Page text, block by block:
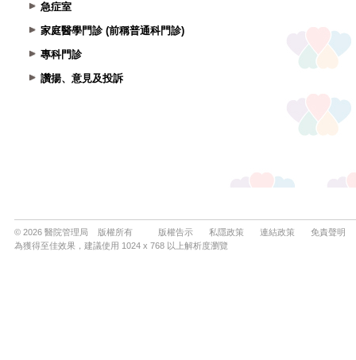
急症室
家庭醫學門診 (前稱普通科門診)
專科門診
讚揚、意見及投訴
© 2026 醫院管理局 版權所有 版權告示 私隱政策 連結政策
免責聲明
為獲得至佳效果，建議使用 1024 x 768 以上解析度瀏覽